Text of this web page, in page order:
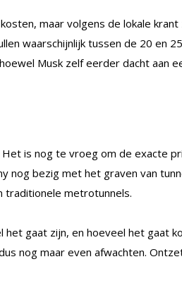
maar volgens de lokale krant
waarschijnlijk tussen de 20 en
Musk zelf eerder dacht aan
is nog te vroeg om de exacte
nog bezig met het graven van
traditionele metrotunnels.
gaat zijn, en hoeveel het gaat
nog maar even afwachten.